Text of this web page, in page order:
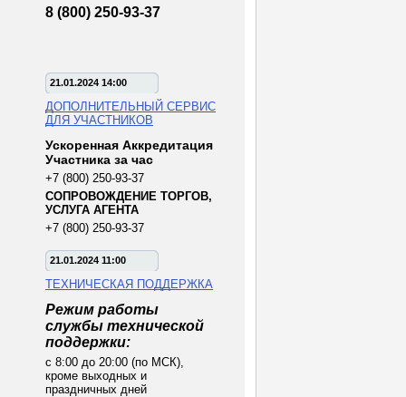
8 (800) 250-93-37
21.01.2024 14:00
ДОПОЛНИТЕЛЬНЫЙ СЕРВИС
ДЛЯ УЧАСТНИКОВ
Ускоренная Аккредитация
Участника за час
+7 (800) 250-93-37
СОПРОВОЖДЕНИЕ ТОРГОВ,
УСЛУГА АГЕНТА
+7 (800) 250-93-37
21.01.2024 11:00
ТЕХНИЧЕСКАЯ ПОДДЕРЖКА
Режим работы
службы технической
поддержки:
с 8:00 до 20:00 (по МСК),
кроме выходных и
праздничных дней